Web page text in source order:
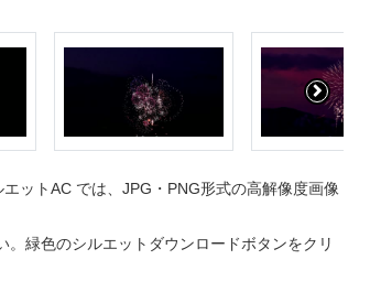
ットAC では、JPG・PNG形式の高解像度画像
。緑色のシルエットダウンロードボタンをクリ